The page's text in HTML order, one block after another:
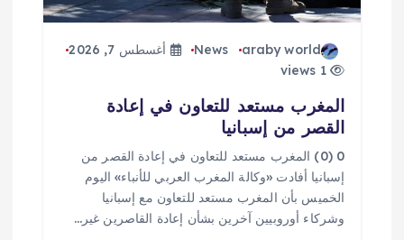
ت
araby world
News
أغسطس 7, 2026
1 views
المغرب مستعد للتعاون في إعادة
القصر من إسبانيا
0 (0) المغرب مستعد للتعاون في إعادة القصر من
إسبانيا أفادت «وكالة المغرب العربي للأنباء» اليوم
الخميس بأن المغرب مستعد للتعاون مع إسبانيا
وشركاء أوروبيين آخرين بشأن إعادة القاصرين غير…